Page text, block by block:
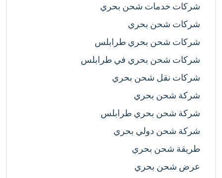
شركات خدمات شحن بحري
شركات شحن بحري
شركات شحن بحري طرابلس
شركات شحن بحري في طرابلس
شركات نقل شحن بحري
شركة شحن بحري
شركة شحن بحري طرابلس
شركة شحن دولي بحري
طريقة شحن بحري
عرض شحن بحري